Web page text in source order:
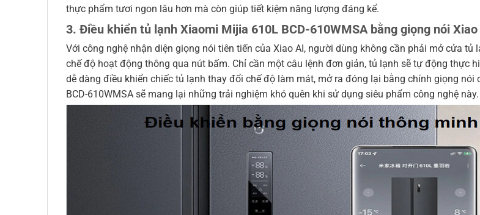
thực phẩm tươi ngon lâu hơn mà còn giúp tiết kiệm năng lượng đáng kể.
3. Điều khiển tủ lạnh Xiaomi Mijia 610L BCD-610WMSA bằng giọng nói
Với công nghệ nhận diện giọng nói tiên tiến của Xiao AI, người dùng không cần phải mở cửa
chế độ hoạt động thông qua nút bấm. Chỉ cần một câu lệnh đơn giản, tủ lạnh sẽ tự động thực
dễ dàng điều khiển chiếc tủ lạnh thay đổi chế độ làm mát, mở ra đóng lại bằng chính giọng
BCD-610WMSA sẽ mang lại những trải nghiệm khó quên khi sử dụng siêu phẩm công nghệ này.